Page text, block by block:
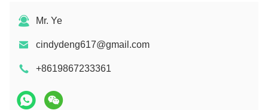
Mr. Ye
cindydeng617@gmail.com
+8619867233361